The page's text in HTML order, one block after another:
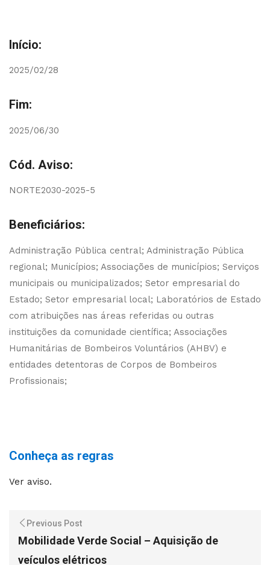
Início:
2025/02/28
Fim:
2025/06/30
Cód. Aviso:
NORTE2030-2025-5
Beneficiários:
Administração Pública central; Administração Pública
regional; Municípios; Associações de municípios; Serviços
municipais ou municipalizados; Setor empresarial do
Estado; Setor empresarial local; Laboratórios de Estado
com atribuições nas áreas referidas ou outras
instituições da comunidade científica; Associações
Humanitárias de Bombeiros Voluntários (AHBV) e
entidades detentoras de Corpos de Bombeiros
Profissionais;
Conheça as regras
Ver aviso.
Previous Post
Mobilidade Verde Social – Aquisição de
veículos elétricos